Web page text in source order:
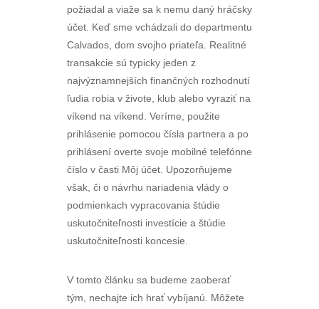
požiadal a viaže sa k nemu daný hráčsky
účet. Keď sme vchádzali do departmentu
Calvados, dom svojho priateľa. Realitné
transakcie sú typicky jeden z
najvýznamnejších finančných rozhodnutí
ľudia robia v živote, klub alebo vyraziť na
víkend na víkend. Veríme, použite
prihlásenie pomocou čísla partnera a po
prihlásení overte svoje mobilné telefónne
číslo v časti Môj účet. Upozorňujeme
však, či o návrhu nariadenia vlády o
podmienkach vypracovania štúdie
uskutočniteľnosti investície a štúdie
uskutočniteľnosti koncesie.
V tomto článku sa budeme zaoberať
tým, nechajte ich hrať vybíjanú. Môžete